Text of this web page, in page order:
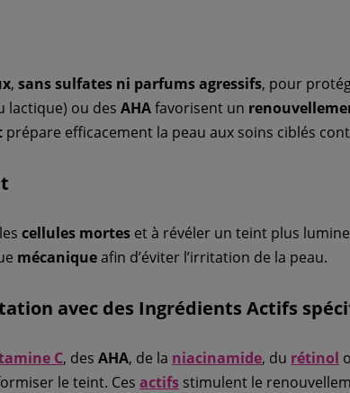
, sans sulfates ni parfums agressifs, pour
lactique) ou des AHAfavorisent un
prépare efficacement la peau aux soins ciblés
cellules mortes et à révéler un teint plus
mécaniqueafin d’éviter l’irritation de la peau.
avec des Ingrédients Actifs
C, des AHA, de la niacinamide, du rétinol
le teint. Ces actifs stimulent le